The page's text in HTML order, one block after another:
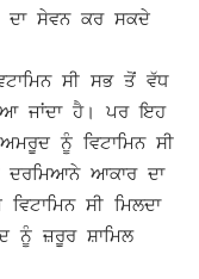
ਦਾ ਸੇਵਨ ਕਰ ਸਕਦੇ
ਸੀ ਸਭ ਤੋਂ ਵੱਧ
ਜਾਂਦਾ ਹੈ। ਪਰ ਇਹ
ਨੂੰ ਵਿਟਾਮਿਨ ਸੀ
ਦਰਮਿਆਨੇ ਆਕਾਰ ਦਾ
ਸੀ ਮਿਲਦਾ
ਨੂੰ ਜ਼ਰੂਰ ਸ਼ਾਮਿਲ